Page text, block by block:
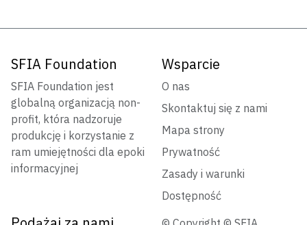
SFIA Foundation
SFIA Foundation jest
globalną organizacją non-
profit, która nadzoruje
produkcję i korzystanie z
ram umiejętności dla epoki
informacyjnej
Wsparcie
O nas
Skontaktuj się z nami
Mapa strony
Prywatność
Zasady i warunki
Dostępność